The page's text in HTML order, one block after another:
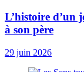
L’histoire d’un
à son père
29 juin 2026